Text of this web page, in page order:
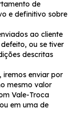
de
e definitivo sobre
ao cliente
ou se tiver
descritas
iremos enviar por
mesmo valor
Vale-Troca
em uma de